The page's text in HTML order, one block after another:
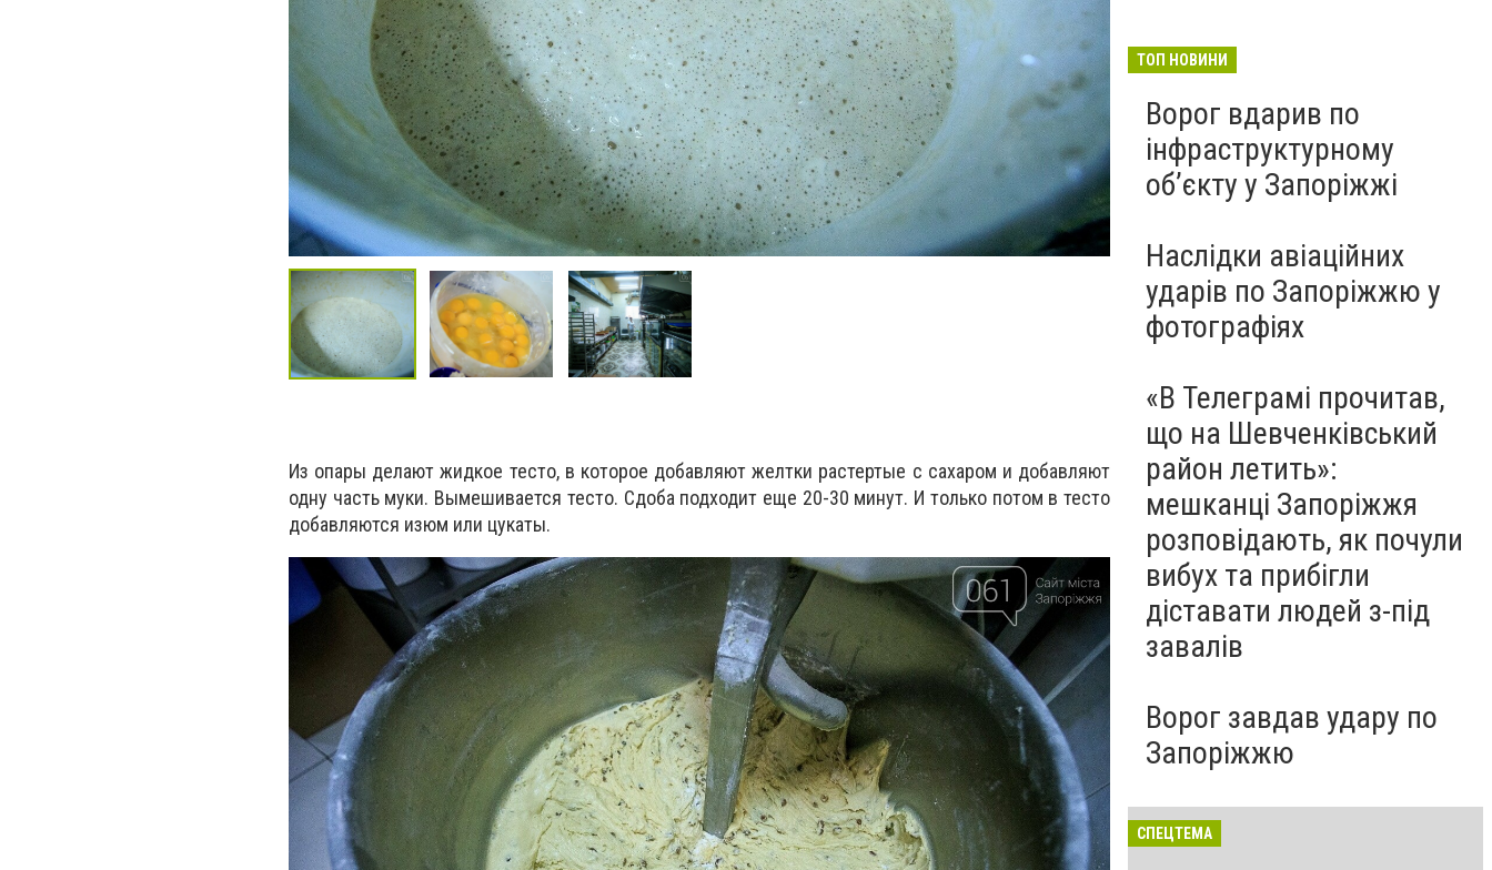
Из опары делают жидкое тесто, в которое добавляют желтки растертые с сахаром и добавляют
одну часть муки. Вымешивается тесто. Сдоба подходит еще 20-30 минут. И только потом в тесто
добавляются изюм или цукаты.
ТОП НОВИНИ
Ворог вдарив по
інфраструктурному
обʼєкту у Запоріжжі
Наслідки авіаційних
ударів по Запоріжжю у
фотографіях
«В Телеграмі прочитав,
що на Шевченківський
район летить»:
мешканці Запоріжжя
розповідають, як почули
вибух та прибігли
діставати людей з-під
завалів
Ворог завдав удару по
Запоріжжю
СПЕЦТЕМА